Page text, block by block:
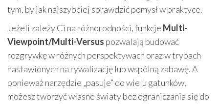
tym, by jak najszybciej sprawdzić pomysł w praktyce.
Jeżeli zależy Ci na różnorodności, funkcje Multi-
Viewpoint/Multi-Versus pozwalają budować
rozgrywkę w różnych perspektywach oraz w trybach
nastawionych na rywalizację lub wspólną zabawę. A
ponieważ narzędzie „pasuje” do wielu gatunków,
możesz tworzyć własne światy bez ograniczania się do